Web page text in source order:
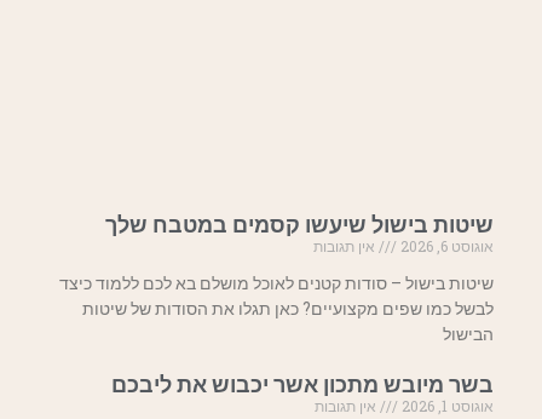
שיטות בישול שיעשו קסמים במטבח שלך
אוגוסט 6, 2026
אין תגובות
שיטות בישול – סודות קטנים לאוכל מושלם בא לכם ללמוד כיצד
לבשל כמו שפים מקצועיים? כאן תגלו את הסודות של שיטות
הבישול
בשר מיובש מתכון אשר יכבוש את ליבכם
אוגוסט 1, 2026
אין תגובות